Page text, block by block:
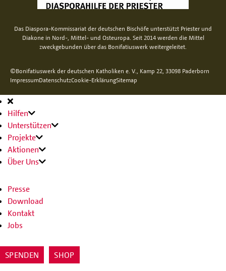
Das Diaspora-Kommissariat der deutschen Bischöfe unterstützt Priester und
Diakone in Nord-, Mittel- und Osteuropa. Seit 2014 werden die Mittel
zweckgebunden über das Bonifatiuswerk weitergeleitet.
©Bonifatiuswerk der deutschen Katholiken e. V., Kamp 22, 33098 Paderborn
ImpressumDatenschutzCookie-ErklärungSitemap
Hauptnavigation
Hilfen
Unterstützen
Projekte
Aktionen
Über Uns
Presse
Download
Kontakt
Jobs
SPENDEN SHOP